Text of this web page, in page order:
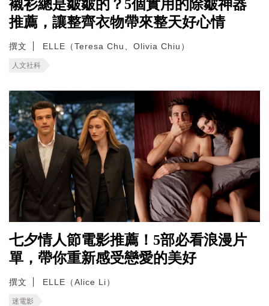
襯衫總是皺皺的？5個實用的除皺神器
推薦，讓整齊衣物帶來整天好心情
撰文 ELLE（Teresa Chu、Olivia Chiu）
人文社科
七夕情人節電影推薦！5部必看浪漫片
單，帶你重新感受戀愛的美好
撰文 ELLE（Alice Li）
迷電影